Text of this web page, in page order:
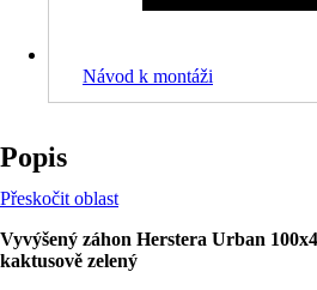
Návod k montáži
Popis
Přeskočit oblast
Vyvýšený záhon Herstera Urban
kaktusově zelený